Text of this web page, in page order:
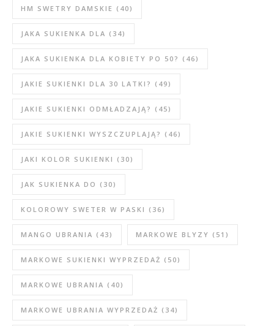
HM SWETRY DAMSKIE (40)
JAKA SUKIENKA DLA (34)
JAKA SUKIENKA DLA KOBIETY PO 50? (46)
JAKIE SUKIENKI DLA 30 LATKI? (49)
JAKIE SUKIENKI ODMŁADZAJĄ? (45)
JAKIE SUKIENKI WYSZCZUPLAJĄ? (46)
JAKI KOLOR SUKIENKI (30)
JAK SUKIENKA DO (30)
KOLOROWY SWETER W PASKI (36)
MANGO UBRANIA (43) MARKOWE BLYZY (51)
MARKOWE SUKIENKI WYPRZEDAŻ (50)
MARKOWE UBRANIA (40)
MARKOWE UBRANIA WYPRZEDAŻ (34)